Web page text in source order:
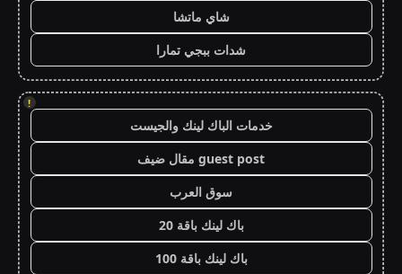
شاي ماتشا
شدات ببجي تمارا
!
خدمات الباك لينك والجيست
guest post مقال ضيف
سوق العرب
باك لينك باقة 20
باك لينك باقة 100